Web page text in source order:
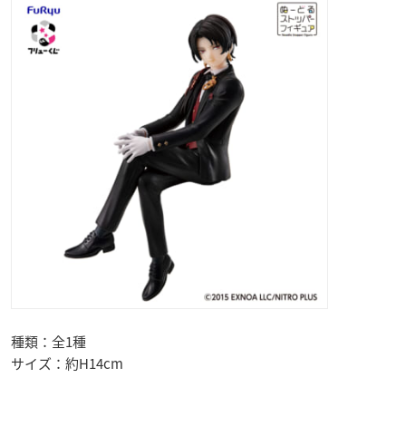
種類：全1種
サイズ：約H14cm